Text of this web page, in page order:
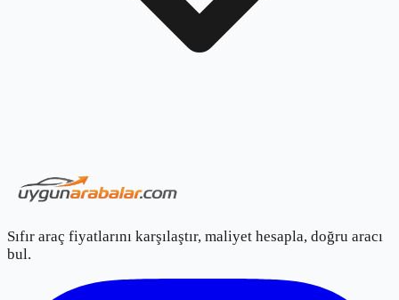
Sıfır araç fiyatlarını karşılaştır, maliyet hesapla, doğru aracı
bul.